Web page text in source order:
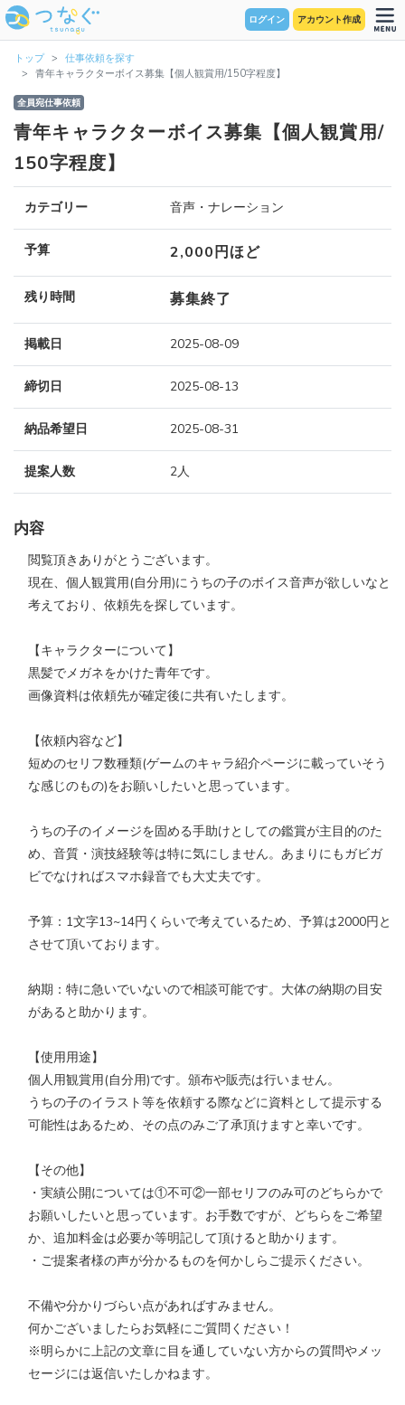
ログイン アカウント作成
トップ
仕事依頼を探す
青年キャラクターボイス募集【個人観賞用/150字程度】
全員宛仕事依頼
青年キャラクターボイス募集【個人観賞用/
150字程度】
カテゴリー 音声・ナレーション
予算 2,000円ほど
残り時間 募集終了
掲載日 2025-08-09
締切日 2025-08-13
納品希望日 2025-08-31
提案人数 2人
内容
閲覧頂きありがとうございます。
現在、個人観賞用(自分用)にうちの子のボイス音声が欲しいなと
考えており、依頼先を探しています。
【キャラクターについて】
黒髪でメガネをかけた青年です。
画像資料は依頼先が確定後に共有いたします。
【依頼内容など】
短めのセリフ数種類(ゲームのキャラ紹介ページに載っていそう
な感じのもの)をお願いしたいと思っています。
うちの子のイメージを固める手助けとしての鑑賞が主目的のた
め、音質・演技経験等は特に気にしません。あまりにもガビガ
ビでなければスマホ録音でも大丈夫です。
予算：1文字13~14円くらいで考えているため、予算は2000円と
させて頂いております。
納期：特に急いでいないので相談可能です。大体の納期の目安
があると助かります。
【使用用途】
個人用観賞用(自分用)です。頒布や販売は行いません。
うちの子のイラスト等を依頼する際などに資料として提示する
可能性はあるため、その点のみご了承頂けますと幸いです。
【その他】
・実績公開については①不可②一部セリフのみ可のどちらかで
お願いしたいと思っています。お手数ですが、どちらをご希望
か、追加料金は必要か等明記して頂けると助かります。
・ご提案者様の声が分かるものを何かしらご提示ください。
不備や分かりづらい点があればすみません。
何かございましたらお気軽にご質問ください！
※明らかに上記の文章に目を通していない方からの質問やメッ
セージには返信いたしかねます。